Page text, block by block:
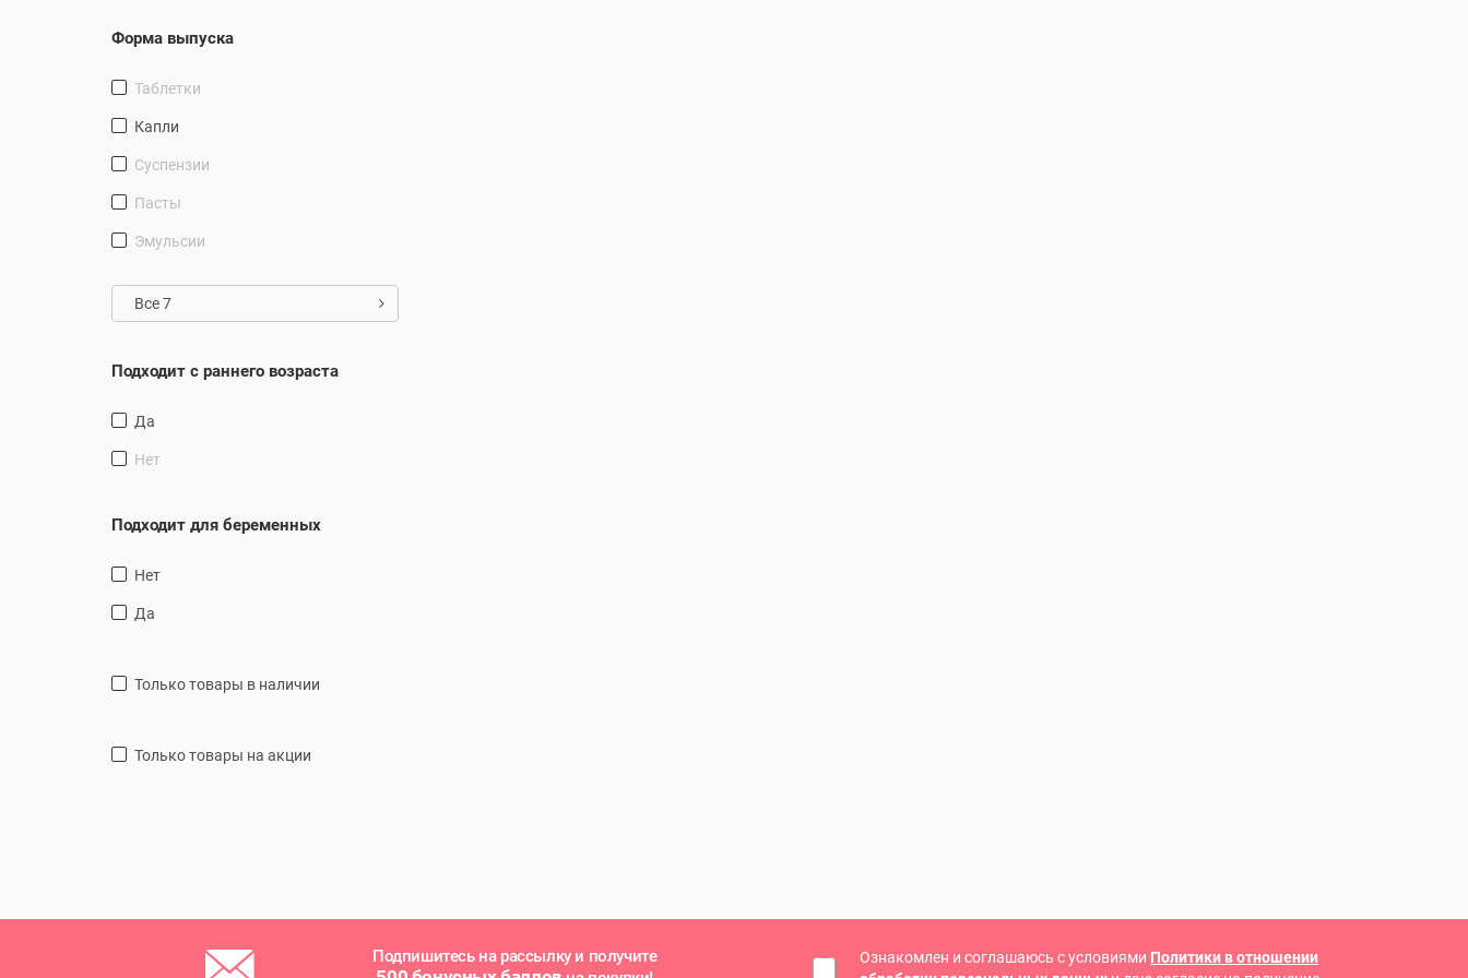
Форма выпуска
таблетки
капли
Суспензии
Пасты
Эмульсии
Все 7
Подходит с раннего возраста
Да
Нет
Подходит для беременных
Нет
Да
только товары в наличии
только товары на акции
Подпишитесь на рассылку и получите Ознакомлен и соглашаюсь с условиями Политики в отношении